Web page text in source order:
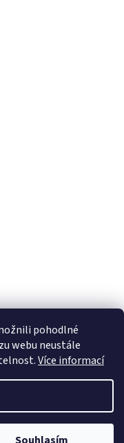
pohodlné
webu neustále
Více informací
práva vyhrazena.Upravit